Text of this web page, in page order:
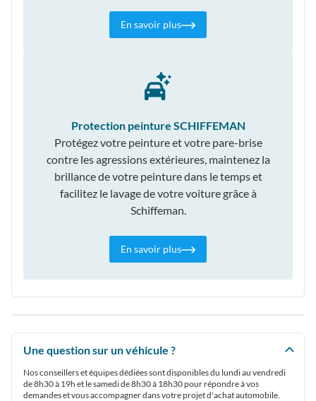
En savoir plus
Protection peinture SCHIFFEMAN
Protégez votre peinture et votre pare-brise
contre les agressions extérieures, maintenez la
brillance de votre peinture dans le temps et
facilitez le lavage de votre voiture grâce à
Schiffeman.
En savoir plus
Une question sur un véhicule ?
Nos conseillers et équipes dédiées sont disponibles du lundi au vendredi
de 8h30 à 19h et le samedi de 8h30 à 18h30 pour répondre à vos
demandes et vous accompagner dans votre projet d'achat automobile.